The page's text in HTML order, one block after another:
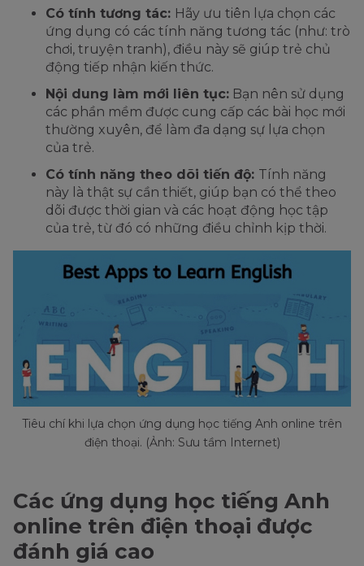
Có tính tương tác: Hãy ưu tiên lựa chọn các
ứng dụng có các tính năng tương tác (như: trò
chơi, truyện tranh), điều này sẽ giúp trẻ chủ
động tiếp nhận kiến thức.
Nội dung làm mới liên tục: Bạn nên sử dụng
các phần mềm được cung cấp các bài học mới
thường xuyên, để làm đa dạng sự lựa chọn
của trẻ.
Có tính năng theo dõi tiến độ: Tính năng
này là thật sự cần thiết, giúp bạn có thể theo
dõi được thời gian và các hoạt động học tập
của trẻ, từ đó có những điều chỉnh kịp thời.
Tiêu chí khi lựa chọn ứng dụng học tiếng Anh online trên
điện thoại. (Ảnh: Sưu tầm Internet)
Các ứng dụng học tiếng Anh
online trên điện thoại được
đánh giá cao